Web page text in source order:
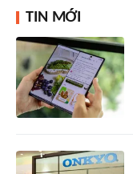
TIN MỚI